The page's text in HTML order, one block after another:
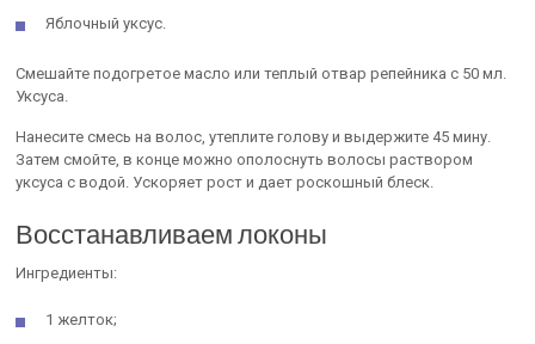
Яблочный уксус.
Смешайте подогретое масло или теплый отвар репейника с 50 мл.
Уксуса.
Нанесите смесь на волос, утеплите голову и выдержите 45 мину.
Затем смойте, в конце можно ополоснуть волосы раствором
уксуса с водой. Ускоряет рост и дает роскошный блеск.
Восстанавливаем локоны
Ингредиенты:
1 желток;